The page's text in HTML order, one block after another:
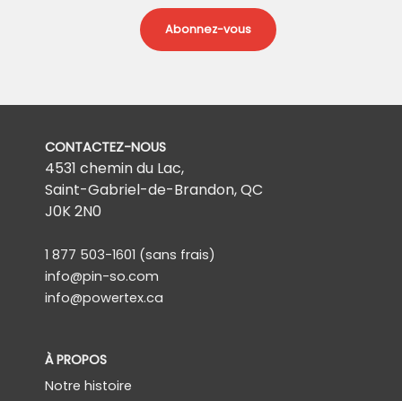
CONTACTEZ-NOUS
4531 chemin du Lac,
Saint-Gabriel-de-Brandon, QC
J0K 2N0
1 877 503-1601 (sans frais)
info@pin-so.com
info@powertex.ca
À PROPOS
Notre histoire